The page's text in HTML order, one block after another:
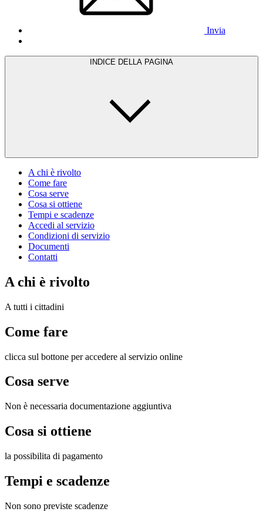
Invia
INDICE DELLA PAGINA
A chi è rivolto
Come fare
Cosa serve
Cosa si ottiene
Tempi e scadenze
Accedi al servizio
Condizioni di servizio
Documenti
Contatti
A chi è rivolto
A tutti i cittadini
Come fare
clicca sul bottone per accedere al servizio online
Cosa serve
Non è necessaria documentazione aggiuntiva
Cosa si ottiene
la possibilita di pagamento
Tempi e scadenze
Non sono previste scadenze